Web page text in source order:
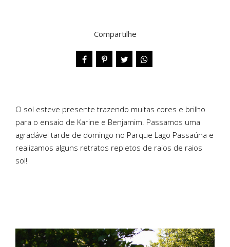
Compartilhe
O sol esteve presente trazendo muitas cores e brilho
para o ensaio de Karine e Benjamim. Passamos uma
agradável tarde de domingo no Parque Lago Passaúna e
realizamos alguns retratos repletos de raios de raios
sol!